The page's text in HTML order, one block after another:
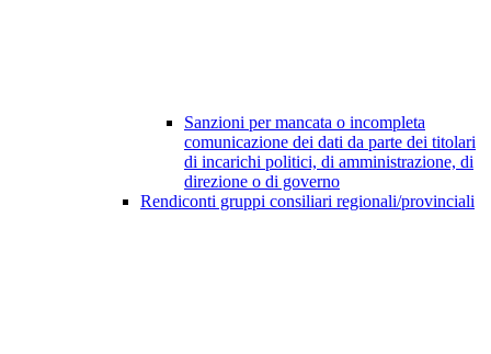
Sanzioni per mancata o incompleta
comunicazione dei dati da parte dei titolari
di incarichi politici, di amministrazione, di
direzione o di governo
Rendiconti gruppi consiliari regionali/provinciali